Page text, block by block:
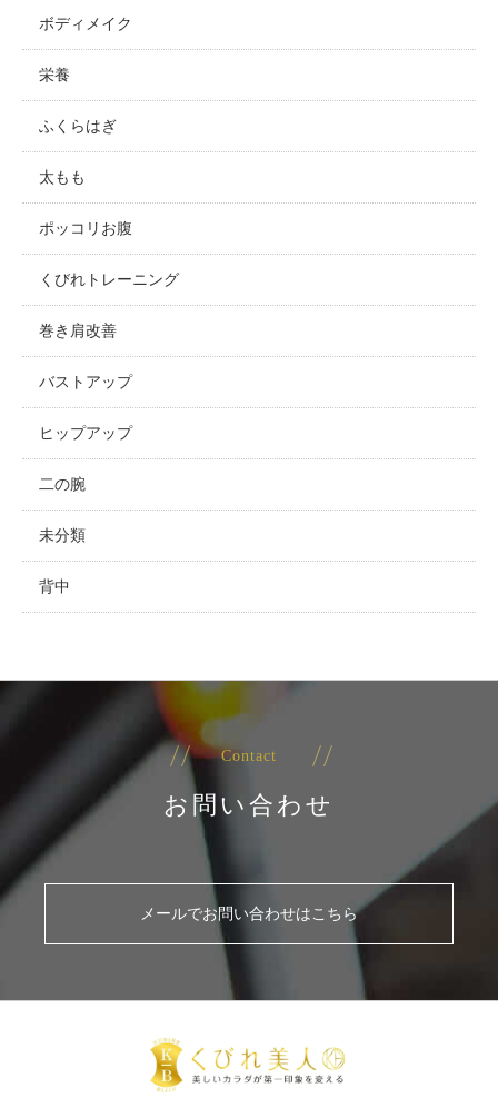
ボディメイク
栄養
ふくらはぎ
太もも
ポッコリお腹
くびれトレーニング
巻き肩改善
バストアップ
ヒップアップ
二の腕
未分類
背中
Contact
お問い合わせ
メールでお問い合わせはこちら